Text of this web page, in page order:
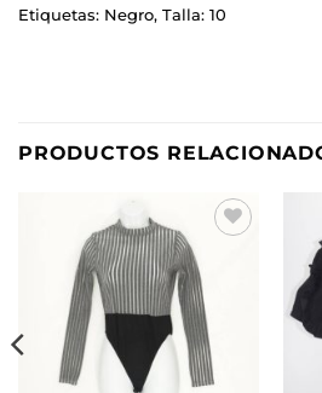
Etiquetas: Negro, Talla: 10
PRODUCTOS
lista de
deseos